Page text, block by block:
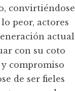
convirtiéndose
peor, actores
actual
con su coto
compromiso
de ser fieles